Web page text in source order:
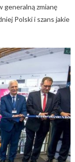
generalną zmianę
Polski i szans jakie